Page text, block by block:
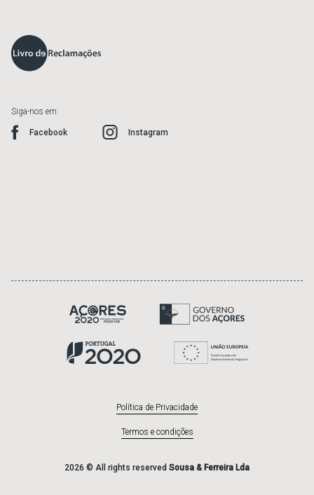
Siga-nos em:
Facebook Instagram
Política de Privacidade
Termos e condições
2026 © All rights reserved Sousa & Ferreira Lda